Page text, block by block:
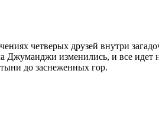
четверых друзей внутри
изменились, и все идет
до заснеженных гор.